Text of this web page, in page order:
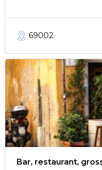
69002
Bar, restaurant,